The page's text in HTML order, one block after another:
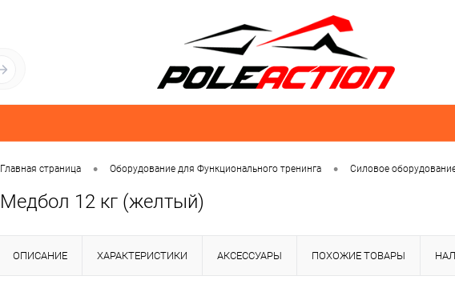
Главная страница • Оборудование для Функционального тренинга • Силовое
Медбол 12 кг (желтый)
ОПИСАНИЕ ХАРАКТЕРИСТИКИ АКСЕССУАРЫ ПОХОЖИЕ ТОВАРЫ